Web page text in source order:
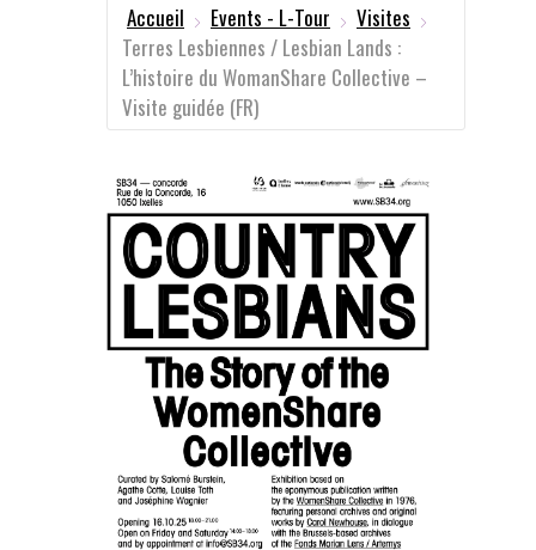
Accueil Events - L-Tour
Visites
Terres Lesbiennes / Lesbian Lands :
L’histoire du WomanShare Collective –
Visite guidée (FR)